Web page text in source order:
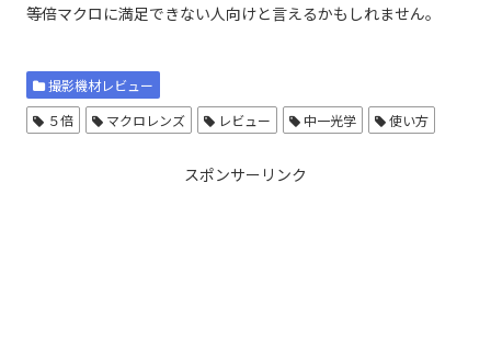
等倍マクロに満足できない人向けと言えるかもしれません。
撮影機材レビュー
５倍
マクロレンズ レビュー 中一光学 使い方
スポンサーリンク